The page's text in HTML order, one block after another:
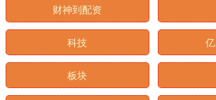
财神到配资
科技
板块